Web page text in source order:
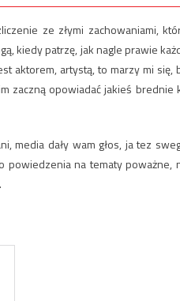
ze złymi zachowaniami,
kiedy patrzę, jak nagle prawie
aktorem, artystą, to marzy mi się,
zaczną opowiadać jakieś brednie
media dały wam głos, ja tez
powiedzenia na tematy poważne,